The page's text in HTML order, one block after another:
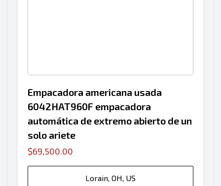
Empacadora americana usada
6042HAT960F empacadora
automática de extremo abierto de un
solo ariete
$69,500.00
Lorain, OH, US